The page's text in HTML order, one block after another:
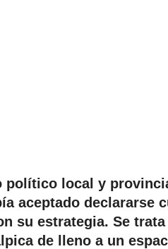
político local y
aceptado declararse
su estrategia. Se
de lleno a un